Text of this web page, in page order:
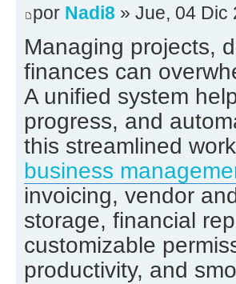
por Nadi8 » Jue, 04 Dic
Managing projects,
finances can
A unified system
progress, and
this streamlined
business
invoicing, vendor
storage, financial
customizable
productivity, and